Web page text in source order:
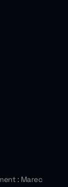
: Marec